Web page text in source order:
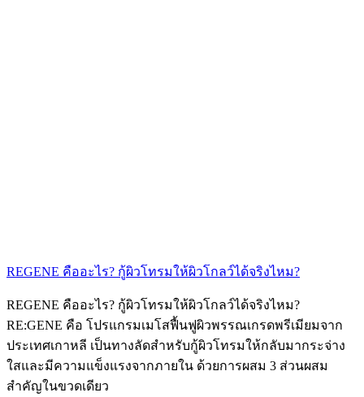
REGENE คืออะไร? กู้ผิวโทรมให้ผิวโกลว์ได้จริงไหม?
REGENE คืออะไร? กู้ผิวโทรมให้ผิวโกลว์ได้จริงไหม?
RE:GENE คือ โปรแกรมเมโสฟื้นฟูผิวพรรณเกรดพรีเมียมจาก
ประเทศเกาหลี เป็นทางลัดสำหรับกู้ผิวโทรมให้กลับมากระจ่าง
ใสและมีความแข็งแรงจากภายใน ด้วยการผสม 3 ส่วนผสม
สำคัญในขวดเดียว